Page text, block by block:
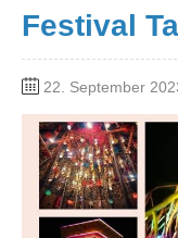
Festival
22. September